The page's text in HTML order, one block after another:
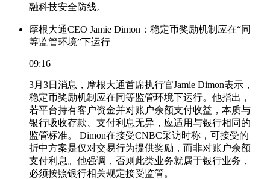
融科技安全防线。
摩根大通CEO Jamie Dimon：稳定币奖励机制应在“同
等监管环境”下运行
09:16
3月3日消息，摩根大通首席执行官Jamie Dimon表示，
稳定币奖励机制应在同等监管环境下运行。他指出，
若平台持有客户资金并对账户余额支付收益，本质与
银行吸收存款、支付利息无异，应适用与银行相同的
监管标准。 Dimon在接受CNBC采访时称，可接受的
折中方案是仅对交易行为提供奖励，而非对账户余额
支付利息。他强调，否则此类业务就属于银行业务，
必须按照银行相关规定接受监管。